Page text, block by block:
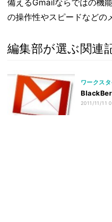
備えるGmailならではの機
の操作性やスピードなどの
編集部が選ぶ関連
ワークス
2011/11/11